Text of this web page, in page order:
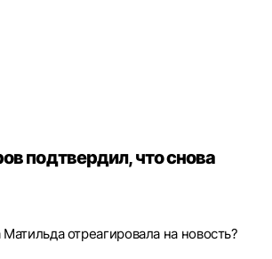
подтвердил, что снова
отреагировала на новость?